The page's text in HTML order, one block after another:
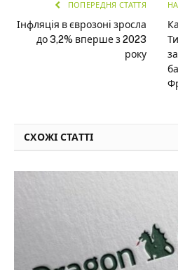
ПОПЕРЕДНЯ СТАТТЯ
Інфляція в єврозоні зросла
до 3,2% вперше з 2023
року
СХОЖІ СТАТТІ